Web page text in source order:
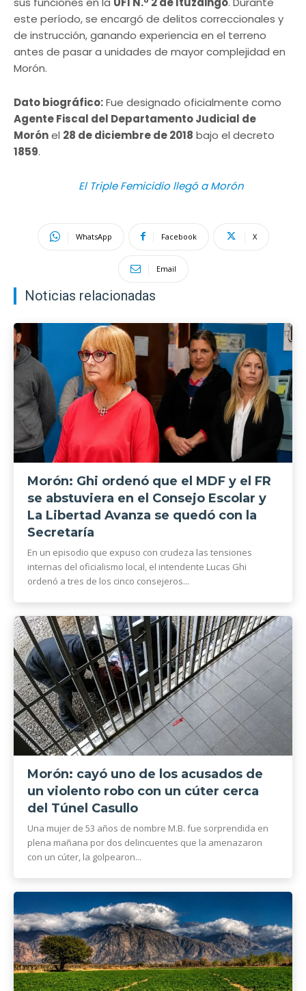
este período, se encargó de delitos correccionales y
de instrucción, ganando experiencia en el terreno
antes de pasar a unidades de mayor complejidad en
Morón.
Dato biográfico:Fue designado oficialmente como
Agente Fiscal del Departamento Judicial de
Morónel 28 de diciembre de 2018 bajo el decreto
1859.
El Triple Femicidio llegó a Morón
WhatsApp Facebook X
Email
Noticias relacionadas
Morón: Ghi ordenó que el MDF y el FR
se abstuviera en el Consejo Escolar y
La Libertad Avanza se quedó con la
Secretaría
En un episodio que expuso con crudeza las tensiones
internas del oficialismo local, el intendente Lucas Ghi
ordenó a tres de los cinco consejeros...
Morón: cayó uno de los acusados de
un violento robo con un cúter cerca
del Túnel Casullo
Una mujer de 53 años de nombre M.B. fue sorprendida en
plena mañana por dos delincuentes que la amenazaron
con un cúter, la golpearon...